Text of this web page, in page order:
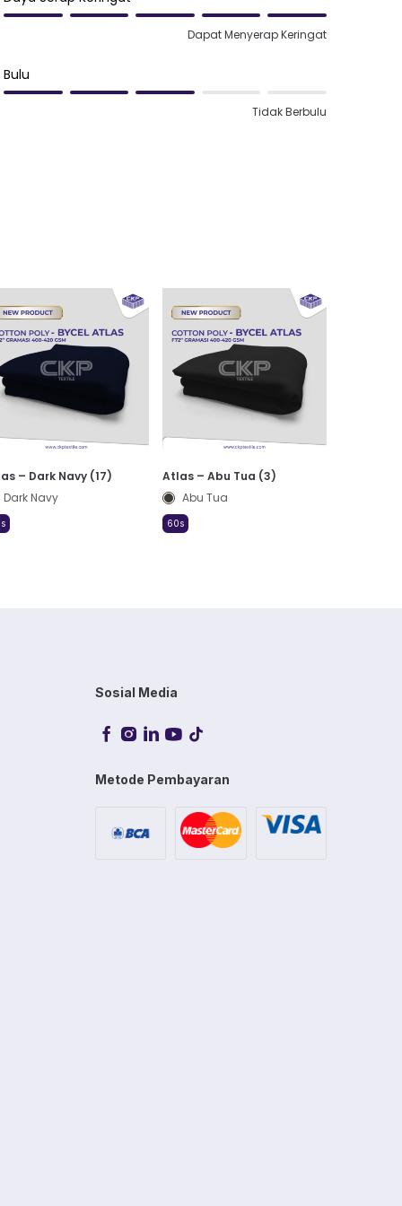
Dapat Menyerap Keringat
Bulu
Tidak Berbulu
– Dark Navy (17)
Dark Navy
Atlas – Abu Tua (3)
Abu Tua
60s
Sosial Media
Metode Pembayaran